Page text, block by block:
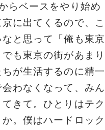
らベースをやり始め
に出てくるので、こ
と思って「俺も東京
も東京の街があまり
が生活するのに精一
わなくなって、みん
きて。ひとりはテク
。僕はハードロック